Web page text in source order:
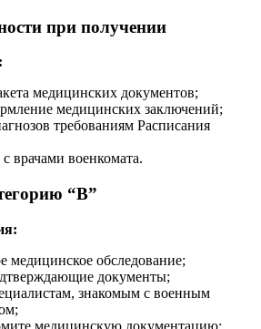
при получении
медицинских документов;
медицинских заключений;
требованиям Расписания
врачами военкомата.
“В”
медицинское обследование;
документы;
знакомым с военным
медицинскую документацию;